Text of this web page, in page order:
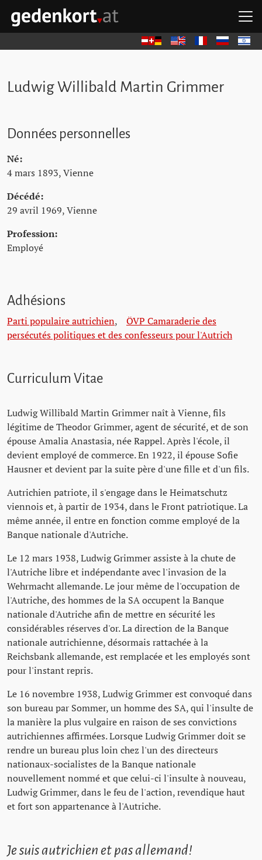
Aller au contenu principal
Aller à la navigation principale
Aller aux liens rapides
GEDENKORT - ACCUEIL
DeutschEnglish FrançaisРусский
עברית
Ludwig Willibald Martin Grimmer
Données personnelles
Né:
4 mars 1893, Vienne
Décédé:
29 avril 1969, Vienne
Profession:
Employé
Adhésions
Parti populaire autrichien, ÖVP Camaraderie des
persécutés politiques et des confesseurs pour l'Autrich
Curriculum Vitae
Ludwig Willibald Martin Grimmer naît à Vienne, fils
légitime de Theodor Grimmer, agent de sécurité, et de son
épouse Amalia Anastasia, née Rappel. Après l'école, il
devient employé de commerce. En 1922, il épouse Sofie
Hausner et devient par la suite père d'une fille et d'un fils.
Autrichien patriote, il s'engage dans le Heimatschutz
viennois et, à partir de 1934, dans le Front patriotique. La
même année, il entre en fonction comme employé de la
Banque nationale d'Autriche.
Le 12 mars 1938, Ludwig Grimmer assiste à la chute de
l'Autriche libre et indépendante avec l'invasion de la
Wehrmacht allemande. Le jour même de l'occupation de
l'Autriche, des hommes de la SA occupent la Banque
nationale d'Autriche afin de mettre en sécurité les
considérables réserves d'or. La direction de la Banque
nationale autrichienne, désormais rattachée à la
Reichsbank allemande, est remplacée et les employés sont
pour l'instant repris.
Le 16 novembre 1938, Ludwig Grimmer est convoqué dans
son bureau par Sommer, un homme des SA, qui l'insulte de
la manière la plus vulgaire en raison de ses convictions
autrichiennes affirmées. Lorsque Ludwig Grimmer doit se
rendre un bureau plus loin chez l'un des directeurs
nationaux-socialistes de la Banque nationale
nouvellement nommé et que celui-ci l'insulte à nouveau,
Ludwig Grimmer, dans le feu de l'action, revendique haut
et fort son appartenance à l'Autriche.
Je suis autrichien et pas allemand!